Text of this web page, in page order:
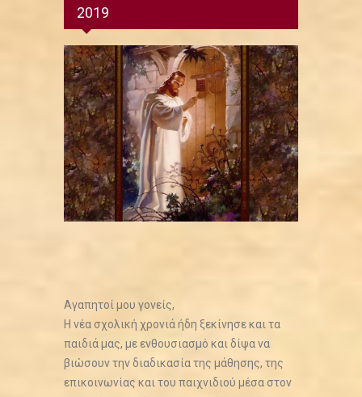
2019
Αγαπητοί μου γονείς,
Η νέα σχολική χρονιά ήδη ξεκίνησε και τα
παιδιά μας, με ενθουσιασμό και δίψα να
βιώσουν την διαδικασία της μάθησης, της
επικοινωνίας και του παιχνιδιού μέσα στον